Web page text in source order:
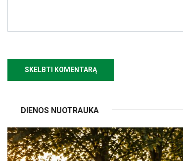
DIENOS NUOTRAUKA